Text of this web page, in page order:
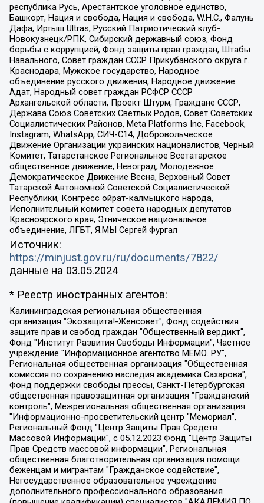
республика Русь, Арестантское уголовное единство,
Башкорт, Нация и свобода, Нация и свобода, W.H.С., Фалунь
Дафа, Иртыш Ultras, Русский Патриотический клуб-
Новокузнецк/РПК, Сибирский державный союз, Фонд
борьбы с коррупцией, Фонд защиты прав граждан, Штабы
Навального, Совет граждан СССР Прикубанского округа г.
Краснодара, Мужское государство, Народное
объединение русского движения, Народное движение
Адат, Народный совет граждан РСФСР СССР
Архангельской области, Проект Штурм, Граждане СССР,
Держава Союз Советских Светлых Родов, Совет Советских
Социалистических Районов, Meta Platforms Inc, Facebook,
Instagram, WhatsApp, СИЧ-С14, Добровольческое
Движение Организации украинских националистов, Черный
Комитет, Татарстанское Региональное Всетатарское
общественное движение, Невоград, Молодежное
Демократическое Движение Весна, Верховный Совет
Татарской Автономной Советской Социалистической
Республики, Конгресс ойрат-калмыцкого народа,
Исполнительный комитет совета народных депутатов
Красноярского края, Этническое национальное
объединение, ЛГБТ, Я.МЫ Сергей Фургал
Источник:
https://minjust.gov.ru/ru/documents/7822/
данные на 03.05.2024
* Реестр иностранных агентов:
Калининградская региональная общественная организация "Экозащита!-Женсовет", Фонд содействия защите прав и свобод граждан "Общественный вердикт", Фонд "Институт Развития Свободы Информации", Частное учреждение "Информационное агентство МЕМО. РУ", Региональная общественная организация "Общественная комиссия по сохранению наследия академика Сахарова", Фонд поддержки свободы прессы, Санкт-Петербургская общественная правозащитная организация "Гражданский контроль", Межрегиональная общественная организация "Информационно-просветительский центр "Мемориал", Региональный Фонд "Центр Защиты Прав Средств Массовой Информации", с 05.12.2023 Фонд "Центр Защиты Прав Средств массовой информации", Региональная общественная благотворительная организация помощи беженцам и мигрантам "Гражданское содействие", Негосударственное образовательное учреждение дополнительного профессионального образования (повышение квалификации) специалистов "АКАДЕМИЯ ПО ПРАВАМ ЧЕЛОВЕКА", Свердловская региональная общественная организация "Сутяжник", Автономная некоммерческая организация "Центр независимых социологических исследований", Союз общественных объединений "Российский исследовательский центр по правам человека", Региональное общественное учреждение научно-информационный центр "МЕМОРИАЛ", Некоммерческая организация "Фонд защиты гласности", Автономная некоммерческая организация "Институт прав человека", Городская общественная организация "Екатеринбургское общество "МЕМОРИАЛ", Городская общественная организация "Рязанское историко-просветительское и правозащитное общество "Мемориал" (Рязанский Мемориал), Челябинский региональный орган общественной самодеятельности – женское общественное объединение "Женщины Евразии", Челябинский региональный орган общественной самодеятельности "Уральская правозащитная группа", Фонд содействия защите здоровья и социальной справедливости имени Андрея Рылькова, Автономная Некоммерческая Организация "Аналитический Центр Юрия Левады", Автономная некоммерческая организация социальной поддержки населения "Проект Апрель", Региональная общественная организация помощи женщинам и детям, находящимся в кризисной ситуации "Информационно-методический центр "Анна", Фонд содействия развитию массовых коммуникаций и правовому просвещению "Так-так-Так", Фонд содействия устойчивому развитию "Серебряная тайга", Свердловский региональный общественный фонд социальных проектов "Новое время", "Idel.Реалии", Кавказ.Реалии, Крым.Реалии, Телеканал Настоящее Время, Татаро-башкирская служба Радио Свобода (Azatliq Radiosi), Радио Свободная Европа/Радио Свобода (PCE/PC), "Сибирь.Реалии", "Фактограф", Благотворительный фонд помощи осужденным и их семьям, Автономная некоммерческая организация "Институт глобализации и социальных движений", Фонд "В защиту прав заключенных", Частное учреждение "Центр поддержки и содействия развитию средств массовой информации", Пензенский региональный общественный благотворительный фонд "Гражданский союз", "Север.Реалии", Некоммерческая организация Фонд "Правовая инициатива", Общество с ограниченной ответственностью "Радио Свободная Европа/Радио Свобода", Чешское информационное агентство "MEDIUM-ORIENT", Красноярская региональная общественная организация "Мы против СПИДа", Камалягин Денис Николаевич, Маркелов Сергей Евгеньевич, Пономарев Лев Александрович, Савицкая Людмила Алексеевна, Автономная некоммерческая организация "Центр по работе с проблемой насилия "НАСИЛИЮ.НЕТ", Межрегиональный профессиональный союз работников здравоохранения "Альянс врачей", Юридическое лицо, зарегистрированное в Латвийской Республике, SIA "Medusa Project" (регистрационный номер 40103797863, дата регистрации 10.06.2014), Некоммерческая организация "Фонд по борьбе с коррупцией", Автономная некоммерческая организация "Институт права и публичной политики", Баданин Роман Сергеевич, Гликин Максим Александрович, Железнова Мария Михайловна, Лукьянова Юлия Сергеевна, Маетная Елизавета Витальевна, Маняхин Петр Борисович, Чуракова Ольга Владимировна, Ярош Юлия Петровна, Юридическое лицо "The Insider SIA", зарегистрированное в Риге, Латвийская Республика (дата регистрации 26.06.2015), являющееся администратором доменного имени интернет-издания "The Insider SIA", https://theins.ru, Постернак Алексей Евгеньевич, Рубин Михаил Аркадьевич, Анин Роман Александрович, Юридическое лицо Istories fonds, зарегистрированное в Латвийской Республике (регистрационный номер 50008295751, дата регистрации 24.02.2020), Великовский Дмитрий Александрович, Долинина Ирина Николаевна, Мароховская Алеся Алексеевна, Шлейнов Роман Юрьевич, Шмагун Олеся Валентиновна, Общество с ограниченной ответственностью "Альтаир 2021", Общество с ограниченной ответственностью "Вега 2021", Общество с ограниченной ответственностью "Главный редактор 2021", Общество с ограниченной ответственностью "Ромашки монолит", Важенков Артем Валерьевич, Ивановская областная общественная организация "Центр гендерных исследований", Гурман Юрий Альбертович, Медиапроект "ОВД-Инфо", Егоров Владимир Владимирович, Жилинский Владимир Александрович, Общество с ограниченной ответственностью "ЗП", Иванова София Юрьевна, Карезина Инна Павловна, Кильтау Екатерина Викторовна, Петров Алексей Викторович, Пискунов Сергей Евгеньевич, Смирнов Сергей Сергеевич, Тихонов Михаил Сергеевич, Общество с ограниченной ответственностью "ЖУРНАЛИСТ-ИНОСТРАННЫЙ АГЕНТ", Арапова Галина Юрьевна, Вольтская Татьяна Анатольевна, Американская компания "Mason G.E.S. Anonymous Foundation" (США), являющаяся владельцем интернет-издания https://mnews.world/, Компания "Stichting Bellingcat", зарегистрированная в Нидерландах (дата регистрации 11.07.2018), Захаров Андрей Вячеславович, Клепиковская Екатерина Дмитриевна, Общество с ограниченной ответственностью "МЕМО", Перл Роман Александрович, Симонов Евгений Алексеевич, Соловьева Елена Анатольевна, Сотников Даниил Владимирович, Сурначева Елизавета Дмитриевна, Автономная некоммерческая организация по защите прав человека и информированию населения "Якутия – Наше Мнение", Общество с ограниченной ответственностью "Москоу диджитал медиа", с 26.01.2023 Общество с ограниченной ответственностью "Чайка Белые сады", Ветошкина Валерия Валерьевна, Заговора Максим Александрович, Межрегиональное общественное движение "Российская ЛГБТ - сеть", Оленичев Максим Владимирович, Павлов Иван Юрьевич, Скворцова Елена Сергеевна, Общество с ограниченной ответственностью "Как бы инагент", Кочетков Игорь Викторович, Общество с ограниченной ответственностью "Честные выборы", Еланчик Олег Александрович, Общество с ограниченной ответственностью "Нобелевский призыв", Гималова Регина Эмилевна, Григорьев Андрей Валерьевич, Григорьева Алина Александровна, Ассоциация по содействию защите прав призывников, альтернативнослужащих и военнослужащих "Правозащитная группа "Гражданин.Армия.Право", Хисамова Регина Фаритовна, Автономная некоммерческая организация по реализации социально-правовых программ "Лилит", Дальневосточное общественное движение "Маяк", Санкт-Петербургская ЛГБТ-инициативная группа "Выход", Инициативная группа ЛГБТ+ "Реверс", Алексеев Андрей Викторович, Бекбулатова Таисия Львовна, Беляев Иван Михайлович, Владыкина Елена Сергеевна, Гельман Марат Александрович, Никульшина Вероника Юрьевна, Толоконникова Надежда Андреевна, Шендерович Виктор Анатольевич, Общество с ограниченной ответственностью "Данное сообщение", Общество с ограниченной ответственностью Издательский дом "Новая глава", Айнбиндер Александра Александровна, Московский комьюнити-центр для ЛГБТ+инициатив, Благотворительный фонд развития филантропии, Deutsche Welle (Германия, Kurt-Schumacher-Strasse 3, 53113 Bonn), Борзунова Мария Михайловна, Воробьев Виктор Викторович, Голубева Анна Львовна, Константинова Алла Михайловна, Малкова Ирина Владимировна, Мурадов Мурад Абдулгалимович, Осетинская Елизавета Николаевна, Понасенков Евгений Николаевич, Ганапольский Матвей Юрьевич, Киселев Евгений Алексеевич, Борухович Ирина Григорьевна, Дремин Иван Тимофеевич, Дубровский Дмитрий Викторович, Красноярская региональная общественная организация поддержки и развития альтернативных образовательных технологий и межкультурных коммуникаций "ИНТЕРРА", Маяковская Екатерина Алексеевна, Фейгин Марк Захарович, Филимонов Андрей Викторович, Дзугкоева Регина Николаевна, Доброхотов Роман Александрович, Дудь Юрий Александрович, Елкин Сергей Владимирович, Кругликов Кирилл Игоревич, Сабунаева Мария Леонидовна, Семенов Алексей Владимирович, Шаинян Карен Багратович, Шульман Екатерина Михайловна, Асафьев Артур Валерьевич, Вахштайн Виктор Семенович, Венедиктов Алексей Алексеевич, Лушникова Екатерина Евгеньевна, Волков Леонид Михайлович, Невзоров Александр Глебович, Пархоменко Сергей Борисович, Сироткин Ярослав Николаевич, Кара-Мурза Владимир Владимирович, Баранова Наталья Владимировна, Гозман Леонид Яковлевич, Кагарлицкий Борис Юльевич, Климарев Михаил Валерьевич, Милов Владимир Станиславович, Автономная некоммерческая организация Краснодарский центр современного искусства "Типография", Моргенштерн Алишер Тагирович, Соболь Любовь Эдуардовна, Общество с ограниченной ответственностью "ЛИЗА НОРМ", Каспаров Гарри Кимович, Ходорковский Михаил Борисович, Общество с ограниченной ответственностью "Апрельские тезисы", Данилович Ирина Брониславовна, Кашин Олег Владимирович, Петров Николай Владимирович, Пивоваров Алексей Владимирович, Соколов Михаил Владимирович, Цветкова Юлия Владимировна, Чичваркин Евгений Александрович, Комитет против пыток/Команда против пыток, Общество с ограниченной ответственностью "Первый научный", Общество с ограниченной ответственностью "Вертолет и ко", Белоцерковская Вероника Борисовна, Кац Максим Евгеньевич, Лазарева Татьяна Юрьевна, Шаведдинов Руслан Табризович, Яшин Илья Валерьевич, Общество с ограниченной ответственностью "Иноагент ААВ", Алешковский Дмитрий Петрович, Альбац Евгения Марковна, Быков Дмитрий Львович, Галямина Юлия Евгеньевна, Лойко Сергей Леонидович, Мартынов Кирилл Константинович, Медведев Сергей Александрович, Крашенинников Федор Геннадиевич, Гордеева Катерина Вл